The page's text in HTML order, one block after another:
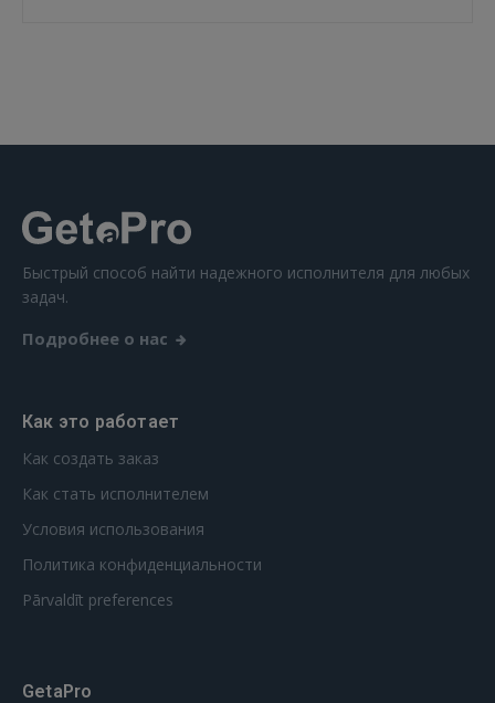
Быстрый способ найти надежного исполнителя для любых
задач.
Подробнее о нас
Как это работает
Как создать заказ
Как стать исполнителем
Условия использования
Политика конфиденциальности
Pārvaldīt preferences
GetaPro